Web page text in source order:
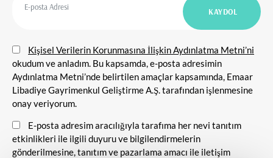
Kişisel Verilerin Korunmasına İlişkin Aydınlatma Metni’ni
okudum ve anladım. Bu kapsamda, e-posta adresimin
Aydınlatma Metni’nde belirtilen amaçlar kapsamında, Emaar
Libadiye Gayrimenkul Geliştirme A.Ş. tarafından işlenmesine
onay veriyorum.
E-posta adresim aracılığıyla tarafıma her nevi tanıtım
etkinlikleri ile ilgili duyuru ve bilgilendirmelerin
gönderilmesine, tanıtım ve pazarlama amacı ile iletişim